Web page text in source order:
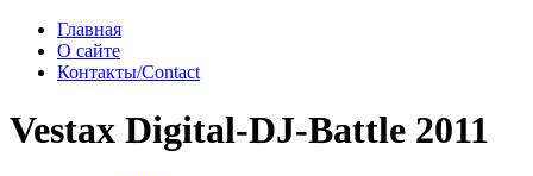
Главная
О сайте
Контакты/Contact
Vestax Digital-DJ-Battle 2011